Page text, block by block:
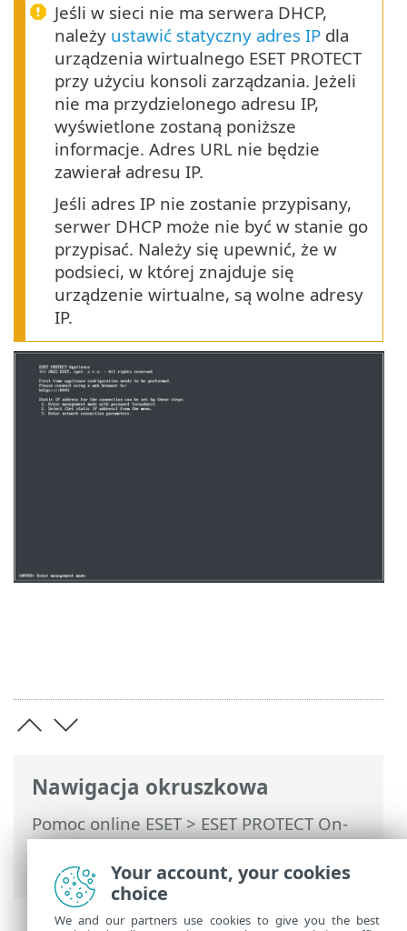
Nawigacja okruszkowa
Pomoc online ESET>ESET PROTECT On-
Prem>Wdrożenie urządzenia
wirtualnego ESET PROTECT> Citrix
Jeśli w sieci nie ma serwera DHCP,
należy ustawić statyczny adres IP dla
urządzenia wirtualnego ESET PROTECT
przy użyciu konsoli zarządzania. Jeżeli
nie ma przydzielonego adresu IP,
wyświetlone zostaną poniższe
informacje. Adres URL nie będzie
zawierał adresu IP.
Jeśli adres IP nie zostanie przypisany,
serwer DHCP może nie być w stanie go
przypisać. Należy się upewnić, że w
podsieci, w której znajduje się
urządzenie wirtualne, są wolne adresy
IP.
Your account, your cookies
choice
We and our partners use cookies to give you the best